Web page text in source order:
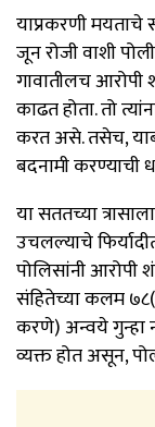
याप्रकरणी
जून रोजी वाशी
गावातीलच
काढत होता. तो
करत असे. तसेच,
बदनामी करण्याची
या सततच्या
उचलल्याचे
पोलिसांनी आरोपी
संहितेच्या कलम
करणे) अन्वये गुन्हा
व्यक्त होत असून,